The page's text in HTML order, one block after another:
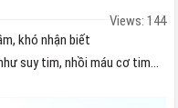
Views: 144
khó nhận biết
suy tim, nhồi máu cơ tim…